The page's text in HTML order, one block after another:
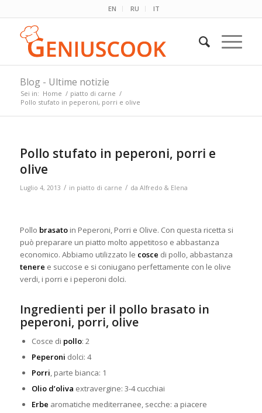
EN RU IT
Blog - Ultime notizie
Sei in: Home / piatto di carne /
Pollo stufato in peperoni, porri e olive
Pollo stufato in peperoni, porri e
olive
Luglio 4, 2013 / in piatto di carne / da Alfredo & Elena
Pollo brasatoin Peperoni, Porri e Olive. Con questa ricetta si
può preparare un piatto molto appetitoso e abbastanza
economico. Abbiamo utilizzato le cosce di pollo, abbastanza
tenere e succose e si coniugano perfettamente con le olive
verdi, i porri e i peperoni dolci.
Ingredienti per il pollo brasato in
peperoni, porri, olive
Cosce di pollo: 2
Peperoni dolci: 4
Porri, parte bianca: 1
Olio d’oliva extravergine: 3-4 cucchiai
Erbe aromatiche mediterranee, secche: a piacere